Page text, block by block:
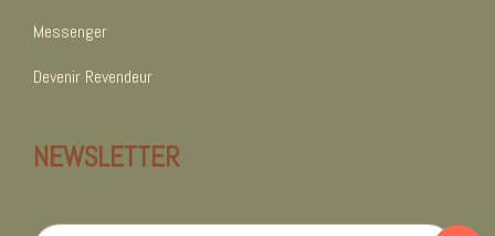
Messenger
Devenir Revendeur
NEWSLETTER